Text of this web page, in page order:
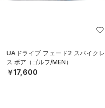
UAドライブ フェード2 スパイクレ
ス ボア（ゴルフ/MEN）
￥17,600